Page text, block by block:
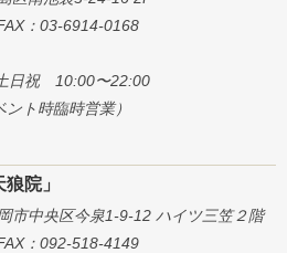
：03-6914-0168
日祝 10:00〜22:00
ト時臨時営業）
院」
中央区今泉1-9-12 ハイツ三笠２階
：092-518-4149